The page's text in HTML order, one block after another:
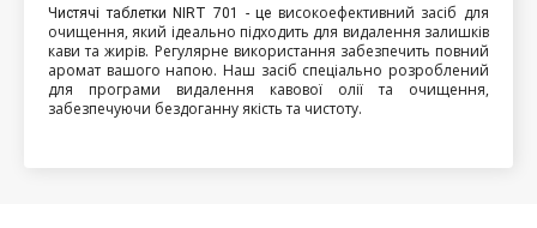
Чистячі таблетки NIRT 701 - це високоефективний засіб для
очищення, який ідеально підходить для видалення залишків
кави та жирів. Регулярне використання забезпечить повний
аромат вашого напою. Наш засіб спеціально розроблений
для програми видалення кавової олії та очищення,
забезпечуючи бездоганну якість та чистоту.